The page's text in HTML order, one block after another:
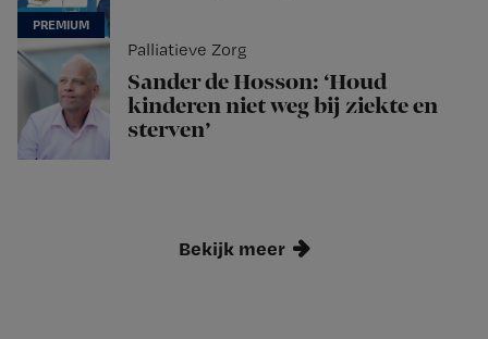
Palliatieve Zorg
Sander de Hosson: ‘Houd
kinderen niet weg bij ziekte en
sterven’
Bekijk meer